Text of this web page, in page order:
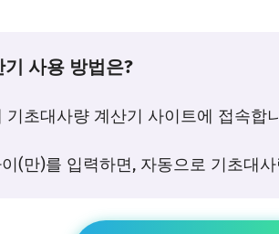
사용 방법은?
기초대사량 계산기 사이트에 접속합
(만)를 입력하면, 자동으로 기초대